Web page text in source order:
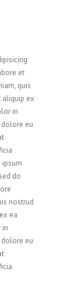
et
quis
ex
in
eu
ipsum
do
nostrud
ea
in
eu